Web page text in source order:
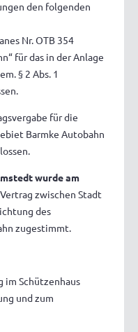
den folgenden
Nr. OTB 354
für das in der Anlage
§ 2 Abs. 1
für die
Barmke Autobahn
wurde am
zwischen Stadt
des
zugestimmt.
Schützenhaus
und zum